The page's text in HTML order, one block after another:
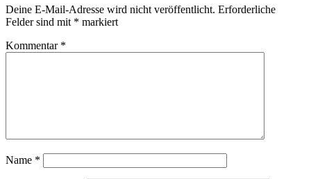
Deine E-Mail-Adresse wird nicht veröffentlicht. Erforderliche
Felder sind mit * markiert
Kommentar *
Name *